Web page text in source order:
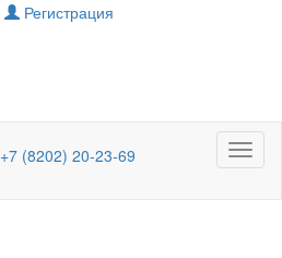
Регистрация
Меню
+7 (8202) 20-23-69